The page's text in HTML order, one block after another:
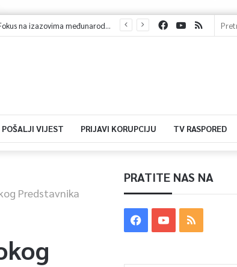
U Sarajevu obilježeno 20 godina Međunarodne ljetne škole – Fokus na izazovima međunarodne pravde
POŠALJI VIJEST PRIJAVI KORUPCIJU TV RASPORED
Predstavnika
PRATITE NAS NA